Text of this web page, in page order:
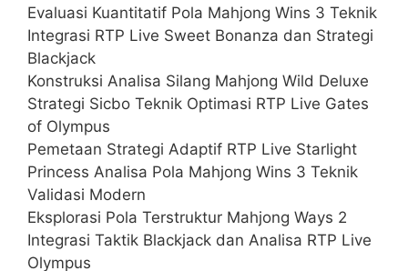
Evaluasi Kuantitatif Pola Mahjong Wins 3 Teknik
Integrasi RTP Live Sweet Bonanza dan Strategi
Blackjack
Konstruksi Analisa Silang Mahjong Wild Deluxe
Strategi Sicbo Teknik Optimasi RTP Live Gates
of Olympus
Pemetaan Strategi Adaptif RTP Live Starlight
Princess Analisa Pola Mahjong Wins 3 Teknik
Validasi Modern
Eksplorasi Pola Terstruktur Mahjong Ways 2
Integrasi Taktik Blackjack dan Analisa RTP Live
Olympus